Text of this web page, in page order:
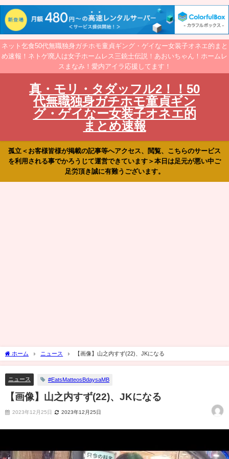
ネット乞食50代無職独身ガチホモ童貞ギング・ゲイなー女装子オネエ的まと
め速報！ネトゲ廃人は女子ホームレス三銃士伝説！あおいちゃん！ホームレ
スまなみ！愛内アイラ応援してます！
真・モリ・タダッフル2！！50
代無職独身ガチホモ童貞ギン
グ・ゲイなー女装子オネエ的
まとめ速報
孤立＜お客様皆様が掲載の記事等へアクセス、閲覧、こちらのサービス
を利用される事でかろうじて運営できています＞本日は足元が悪い中ご
足労頂き誠に有難うございます。
ホーム ニュース 【画像】山之内すず(22)、JKになる
ニュース #EatsMatteosBdaysaMB
【画像】山之内すず(22)、JKになる
2023年12月25日 2023年12月25日